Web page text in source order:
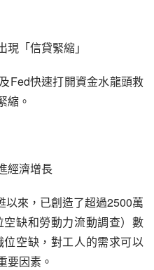
「信貸緊縮」
Fed快速打開資金水龍頭救
縮。
經濟增長
以來，已創造了超過2500萬
缺和勞動力流動調查）數
空缺，對工人的需求可以
要因素。